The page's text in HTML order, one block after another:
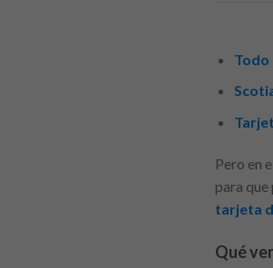
Pero en
para que
tarjeta
Qué